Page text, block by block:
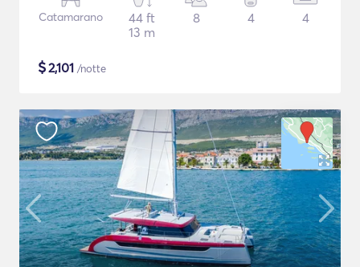
Catamarano
44 ft
13 m
8 4 4
$2,101 /notte